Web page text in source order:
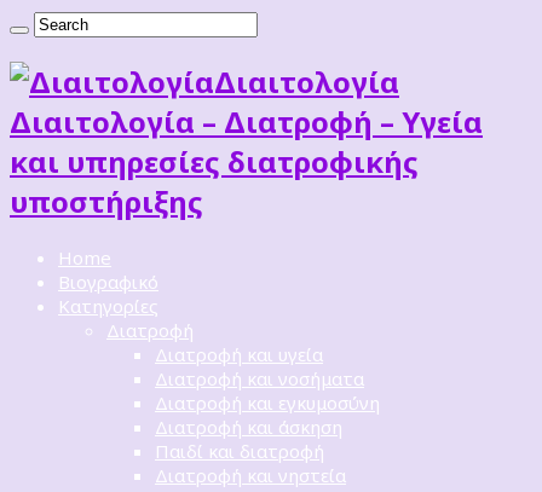
Διαιτoλογία
Διαιτολογία – Διατροφή – Υγεία
και υπηρεσίες διατροφικής
υποστήριξης
Home
Βιογραφικό
Κατηγορίες
Διατροφή
Διατροφή και υγεία
Διατροφή και νοσήματα
Διατροφή και εγκυμοσύνη
Διατροφή και άσκηση
Παιδί και διατροφή
Διατροφή και νηστεία